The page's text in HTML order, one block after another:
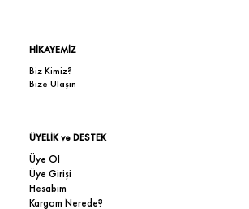
HİKAYEMİZ
Biz Kimiz?
Bize Ulaşın
ÜYELİK ve DESTEK
Üye Ol
Üye Girişi
Hesabım
Kargom Nerede?